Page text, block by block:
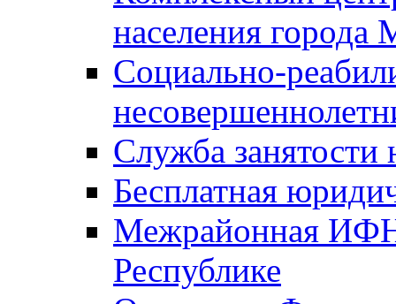
населения города
Социально-
Служба занятости
Бесплатная
Межрайонная
Республике